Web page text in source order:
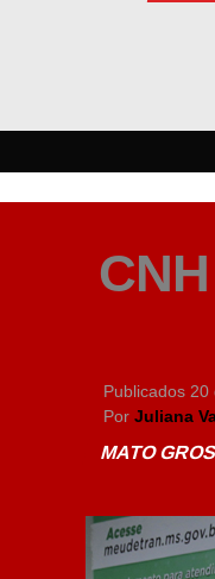
Publicados 20
Por Juliana
MATO